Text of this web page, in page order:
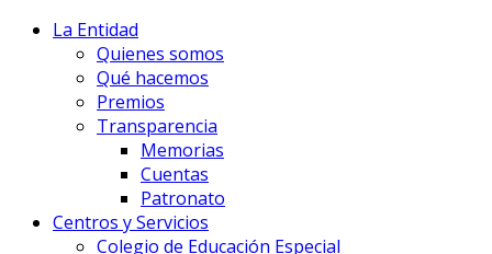
La Entidad
Quienes somos
Qué hacemos
Premios
Transparencia
Memorias
Cuentas
Patronato
Centros y Servicios
Colegio de Educación Especial